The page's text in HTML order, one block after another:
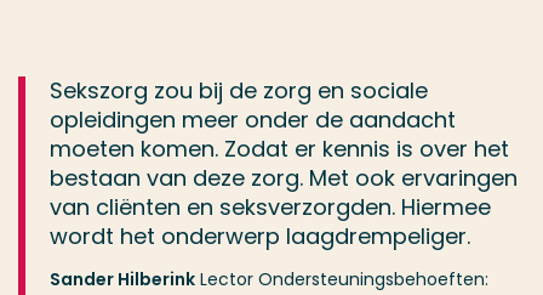
Sekszorg zou bij de zorg en sociale
opleidingen meer onder de aandacht
moeten komen. Zodat er kennis is over het
bestaan van deze zorg. Met ook ervaringen
van cliënten en seksverzorgden. Hiermee
wordt het onderwerp laagdrempeliger.
Sander Hilberink Lector Ondersteuningsbehoeften: